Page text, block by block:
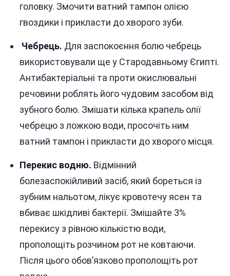
головку. Змочити ватний тампон олією
гвоздики і прикласти до хворого зуби.
Чебрець. Для заспокоєння болю чебрець
використовували ще у Стародавньому Єгипті.
Антибактеріальні та проти окислювальні
речовини роблять його чудовим засобом від
зубного болю. Змішати кілька крапель олії
чебрецю з ложкою води, просочіть ним
ватний тампон і прикласти до хворого місця.
Перекис водню. Відмінний
болезаспокійливий засіб, який бореться із
зубним нальотом, лікує кровотечу ясен та
вбиває шкідливі бактерії. Змішайте 3%
перекису з рівною кількістю води,
прополощіть розчином рот не ковтаючи.
Після цього обов’язково прополощіть рот